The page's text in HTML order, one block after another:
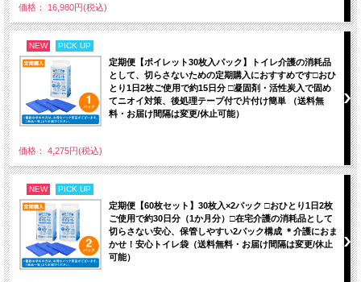
価格： 16,980円(税込)
NEW PICK UP
定期便【ポイレット30枚入パック】トイレ介護の消耗品
として、切らさないための定期購入におすすめです□おひ
とり1日2枚ご使用で約15日分 □凝固剤・活性炭入で固め
てニオイ対策、後処理テープ付で片付け簡単 （送料無
料・お届け間隔は変更/休止可能）
価格： 4,275円(税込)
NEW PICK UP
定期便【60枚セット】30枚入×2パック □おひとり1日2枚
ご使用で約30日分（1か月分）□在宅介護の消耗品として
切らさない安心、保管しやすい2パック構成 ＊介護におま
かせ！安心トイレ袋（送料無料・お届け間隔は変更/休止
可能）